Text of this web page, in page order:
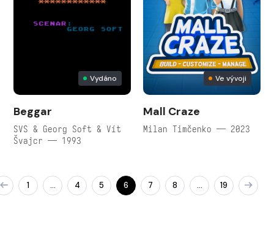
Vydáno
Beggar
SVS & Georg Soft & Vít
Švajcr — 1993
Ve vývoji
Mall Craze
Milan Timčenko — 2023
1 … 4 5 6 7 8 … 19